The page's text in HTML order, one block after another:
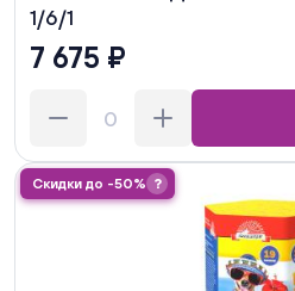
1/6/1
7 675 ₽
Скидки до -50% ?